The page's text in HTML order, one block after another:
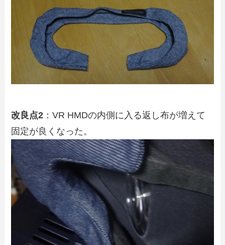
改良点2 ：VR HMDの内側に入る返し布が増えて
固定が良くなった。